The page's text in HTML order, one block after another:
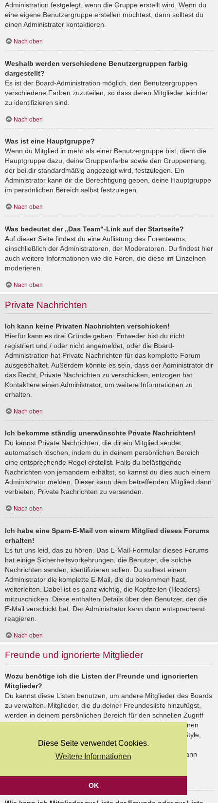
Diese Seite verwendet Cookies.
Weitere Informationen
OK
Administration festgelegt, wenn die Gruppe erstellt wird. Wenn du
eine eigene Benutzergruppe erstellen möchtest, dann solltest du
einen Administrator kontaktieren.
Nach oben
Weshalb werden verschiedene Benutzergruppen farbig
dargestellt?
Es ist der Board-Administration möglich, den Benutzergruppen
verschiedene Farben zuzuteilen, so dass deren Mitglieder leichter
zu identifizieren sind.
Nach oben
Was ist eine Hauptgruppe?
Wenn du Mitglied in mehr als einer Benutzergruppe bist, dient die
Hauptgruppe dazu, deine Gruppenfarbe sowie den Gruppenrang,
der bei dir standardmäßig angezeigt wird, festzulegen. Ein
Administrator kann dir die Berechtigung geben, deine Hauptgruppe
im persönlichen Bereich selbst festzulegen.
Nach oben
Was bedeutet der „Das Team“-Link auf der Startseite?
Auf dieser Seite findest du eine Auflistung des Forenteams,
einschließlich der Administratoren, der Moderatoren. Du findest hier
auch weitere Informationen wie die Foren, die diese im Einzelnen
moderieren.
Nach oben
Private Nachrichten
Ich kann keine Privaten Nachrichten verschicken!
Hierfür kann es drei Gründe geben: Entweder bist du nicht
registriert und / oder nicht angemeldet, oder die Board-
Administration hat Private Nachrichten für das komplette Forum
ausgeschaltet. Außerdem könnte es sein, dass der Administrator dir
das Recht, Private Nachrichten zu verschicken, entzogen hat.
Kontaktiere einen Administrator, um weitere Informationen zu
erhalten.
Nach oben
Ich bekomme ständig unerwünschte Private Nachrichten!
Du kannst Private Nachrichten, die dir ein Mitglied sendet,
automatisch löschen, indem du in deinem persönlichen Bereich
eine entsprechende Regel erstellst. Falls du belästigende
Nachrichten von jemandem erhältst, so kannst du dies auch einem
Administrator melden. Dieser kann dem betreffenden Mitglied dann
verbieten, Private Nachrichten zu versenden.
Nach oben
Ich habe eine Spam-E-Mail von einem Mitglied dieses Forums
erhalten!
Es tut uns leid, das zu hören. Das E-Mail-Formular dieses Forums
hat einige Sicherheitsvorkehrungen, die Benutzer, die solche
Nachrichten senden, identifizieren sollen. Du solltest einem
Administrator die komplette E-Mail, die du bekommen hast,
weiterleiten. Dabei ist es ganz wichtig, die Kopfzeilen (Headers)
mitzuschicken. Diese enthalten Details über den Benutzer, der die
E-Mail verschickt hat. Der Administrator kann dann entsprechend
reagieren.
Nach oben
Freunde und ignorierte Mitglieder
Wozu benötige ich die Listen der Freunde und ignorierten
Mitglieder?
Du kannst diese Listen benutzen, um andere Mitglieder des Boards
zu verwalten. Mitglieder, die du deiner Freundesliste hinzufügst,
werden in deinem persönlichen Bereich für den schnellen Zugriff
aufgelistet. Du siehst dort deren Onlinestatus und kannst ihnen
schnell eine Private Nachricht senden. Abhängig von dem Style,
den du verwendest, können Beiträge deiner Freunde auch
hervorgehoben sein. Wenn du einen Benutzer ignorierst, dann